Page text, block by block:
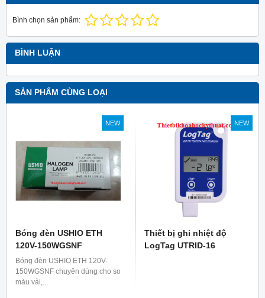
Bình chọn sản phẩm:
BÌNH LUẬN
SẢN PHẨM CÙNG LOẠI
NEW
Bóng đèn USHIO ETH
120V-150WGSNF
Bóng đèn USHIO ETH 120V-
150WGSNF chuyên dùng cho so
màu vải,...
NEW
Thiết bị ghi nhiệt độ
LogTag UTRID-16